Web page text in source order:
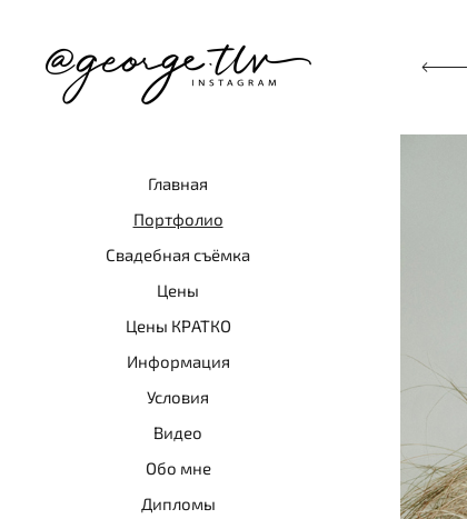
Главная
Портфолио
Свадебная съёмка
Цены
Цены КРАТКО
Информация
Условия
Видео
Обо мне
Дипломы